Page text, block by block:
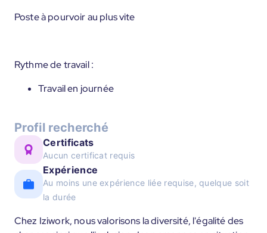
Poste à pourvoir au plus vite
Rythme de travail :
Travail en journée
Profil recherché
Certificats
Aucun certificat requis
Expérience
Au moins une expérience liée requise, quelque soit
la durée
Chez Iziwork, nous valorisons la diversité, l'égalité des